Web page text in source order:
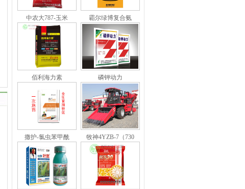
中农大787-玉米 霸尔绿博复合氨
佰利海力素 磷钾动力
撒护-氯虫苯甲酰 牧神4YZB-7（730